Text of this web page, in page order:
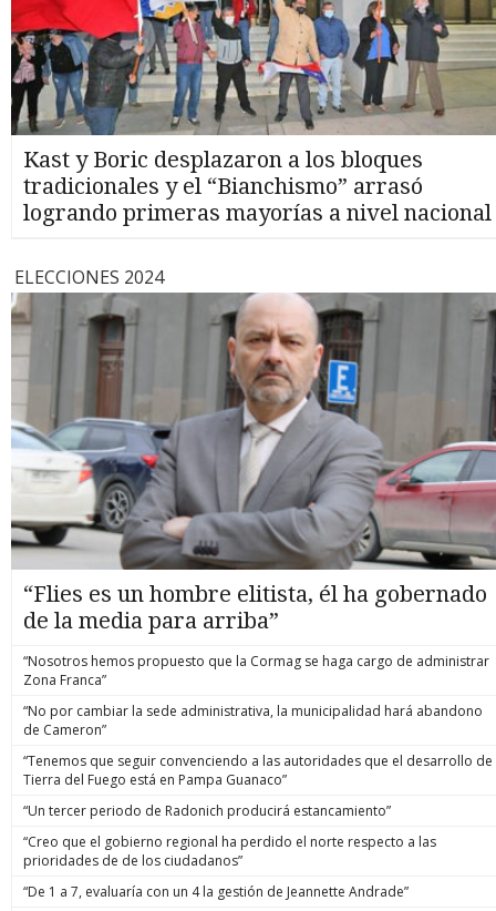
Kast y Boric desplazaron a los bloques
tradicionales y el “Bianchismo” arrasó
logrando primeras mayorías a nivel nacional
ELECCIONES 2024
“Flies es un hombre elitista, él ha gobernado
de la media para arriba”
“Nosotros hemos propuesto que la Cormag se haga cargo de administrar
Zona Franca”
“No por cambiar la sede administrativa, la municipalidad hará abandono
de Cameron”
“Tenemos que seguir convenciendo a las autoridades que el desarrollo de
Tierra del Fuego está en Pampa Guanaco”
“Un tercer periodo de Radonich producirá estancamiento”
“Creo que el gobierno regional ha perdido el norte respecto a las
prioridades de de los ciudadanos”
“De 1 a 7, evaluaría con un 4 la gestión de Jeannette Andrade”